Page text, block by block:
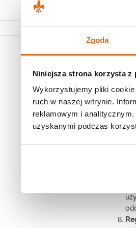
Zgoda
Niniejsza strona korzysta z
Wykorzystujemy pliki
ruch w naszej witrynie.
reklamowym i
uzyskanymi podczas
co